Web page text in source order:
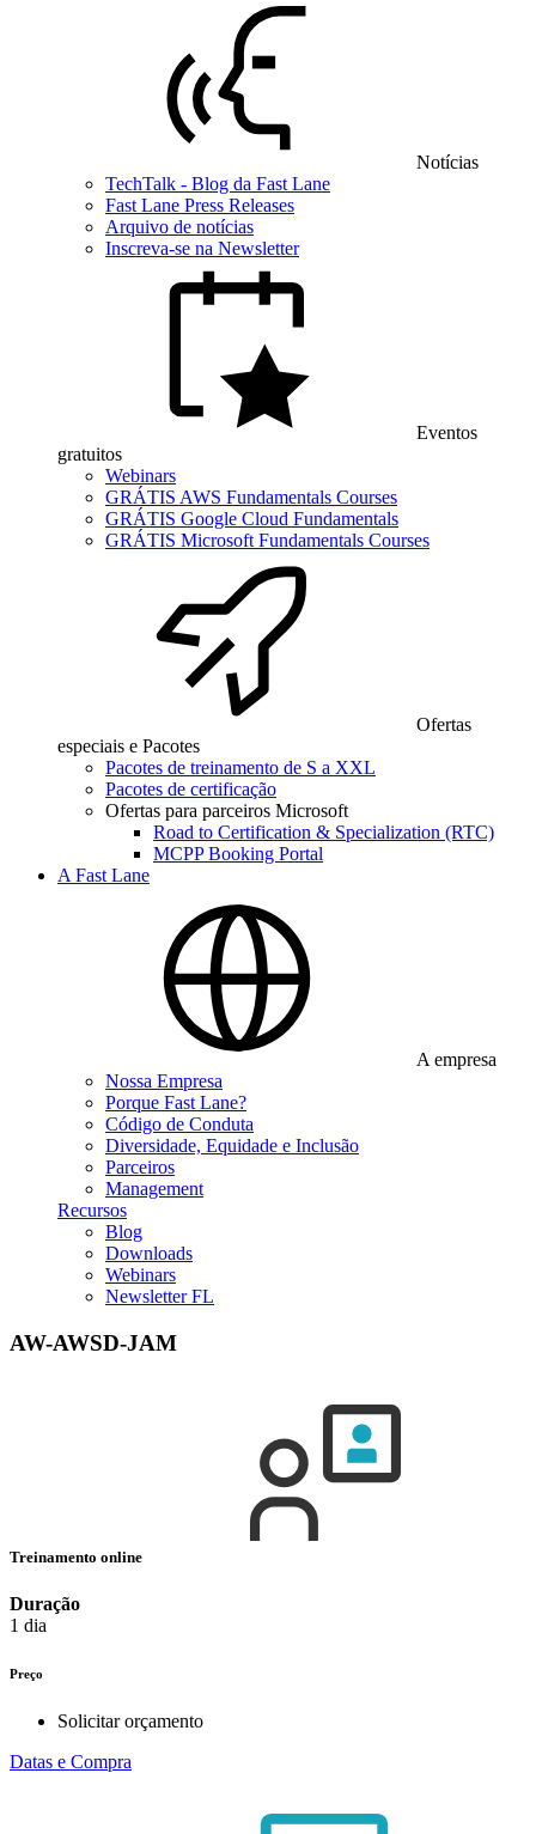
Notícias
TechTalk - Blog da Fast Lane
Fast Lane Press Releases
Arquivo de notícias
Inscreva-se na Newsletter
Eventos
gratuitos
Webinars
GRÁTIS AWS Fundamentals Courses
GRÁTIS Google Cloud Fundamentals
GRÁTIS Microsoft Fundamentals Courses
Ofertas
especiais e Pacotes
Pacotes de treinamento de S a XXL
Pacotes de certificação
Ofertas para parceiros Microsoft
Road to Certification & Specialization (RTC)
MCPP Booking Portal
A Fast Lane
A empresa
Nossa Empresa
Porque Fast Lane?
Código de Conduta
Diversidade, Equidade e Inclusão
Parceiros
Management
Recursos
Blog
Downloads
Webinars
Newsletter FL
AW-AWSD-JAM
Treinamento online
Duração
1 dia
Preço
Solicitar orçamento
Datas e Compra